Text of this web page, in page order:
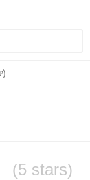
(5 stars)